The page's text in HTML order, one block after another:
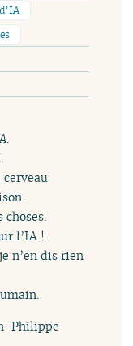
.
cerveau
choses.
l’IA !
n’en dis rien
Philippe